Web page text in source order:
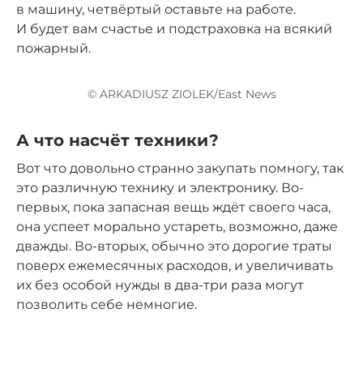
в машину, четвёртый оставьте на работе.
И будет вам счастье и подстраховка на всякий
пожарный.
© ARKADIUSZ ZIOLEK/East News
А что насчёт техники?
Вот что довольно странно закупать помногу, так
это различную технику и электронику. Во-
первых, пока запасная вещь ждёт своего часа,
она успеет морально устареть, возможно, даже
дважды. Во-вторых, обычно это дорогие траты
поверх ежемесячных расходов, и увеличивать
их без особой нужды в два-три раза могут
позволить себе немногие.